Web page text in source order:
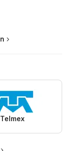
Telmex